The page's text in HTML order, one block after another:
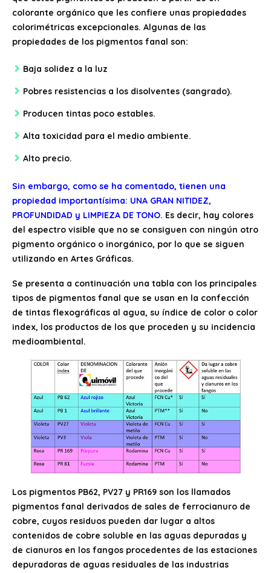
colorante orgánico que les confiere unas propiedades
colorimétricas excepcionales. Algunas de las
propiedades de los pigmentos fanal son:
Baja solidez a la luz
Pobres resistencias a los disolventes (sangrado).
Producen tintas poco estables.
Alta toxicidad para el medio ambiente.
Alto precio.
Sin embargo, como se ha comentado, tienen una
propiedad importantísima: UNA GRAN NITIDEZ,
PROFUNDIDAD y LIMPIEZA DE TONO. Es decir, hay colores
del espectro visible que no se consiguen con ningún otro
pigmento orgánico o inorgánico, por lo que se siguen
utilizando en Artes Gráficas.
Se presenta a continuación una tabla con los principales
tipos de pigmentos fanal que se usan en la confección
de tintas flexográficas al agua, su índice de color o color
index, los productos de los que proceden y su incidencia
medioambiental.
Los pigmentos PB62, PV27 y PR169 son los llamados
pigmentos fanal derivados de sales de ferrocianuro de
cobre, cuyos residuos pueden dar lugar a altos
contenidos de cobre soluble en las aguas depuradas y
de cianuros en los fangos procedentes de las estaciones
depuradoras de aguas residuales de las industrias